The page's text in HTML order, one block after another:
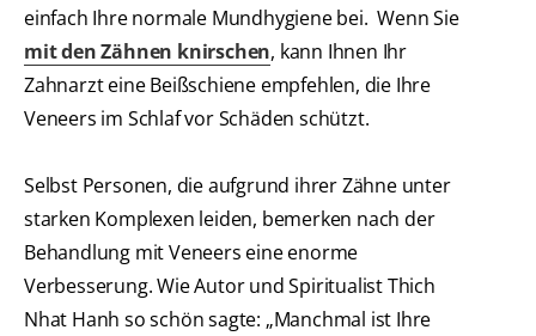
einfach Ihre normale Mundhygiene bei. Wenn Sie
mit den Zähnen knirschen, kann Ihnen Ihr
Zahnarzt eine Beißschiene empfehlen, die Ihre
Veneers im Schlaf vor Schäden schützt.
Selbst Personen, die aufgrund ihrer Zähne unter
starken Komplexen leiden, bemerken nach der
Behandlung mit Veneers eine enorme
Verbesserung. Wie Autor und Spiritualist Thich
Nhat Hanh so schön sagte: „Manchmal ist Ihre